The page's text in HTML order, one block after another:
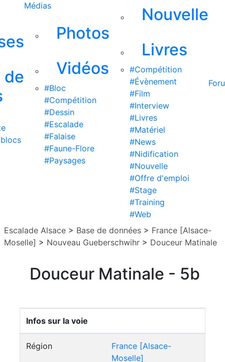
de
Médias
Photos
Vidéos
#Bloc
#Compétition
#Dessin
#Escalade
#Falaise
#Faune-Flore
#Paysages
Nouvelle
Livres
#Compétition
#Évènement
#Film
#Interview
#Livres
#Matériel
#News
#Nidification
#Nouvelle
#Offre d'emploi
#Stage
#Training
#Web
Escalade Alsace > Base de données > France [Alsace-
Moselle] > Nouveau Gueberschwihr > Douceur Matinale
Douceur Matinale - 5b
Infos sur la voie
Région
France [Alsace-
Moselle]